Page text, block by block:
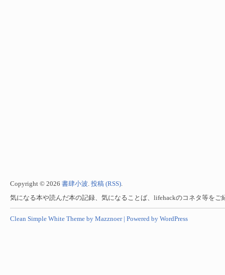
Copyright © 2026 書肆小波. 投稿 (RSS).
気になる本や読んだ本の記録、気になることば、lifehackのコネタ等をご
Clean Simple White Theme by Mazznoer | Powered by WordPress